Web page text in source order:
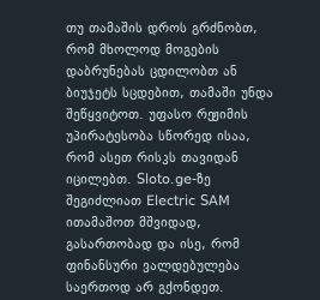
თუ თამაშის დროს გრძნობთ,
რომ მხოლოდ მოგების
დაბრუნებას ცდილობთ ან
ბიუჯეტს სცდებით, თამაში უნდა
შეწყვიტოთ. უფასო რეჟიმის
უპირატესობა სწორედ ისაა,
რომ ასეთ რისკს თავიდან
იცილებთ. Sloto.ge-ზე
შეგიძლიათ Electric SAM
ითამაშოთ მშვიდად,
გასართობად და ისე, რომ
ფინანსური ვალდებულება
საერთოდ არ გქონდეთ.